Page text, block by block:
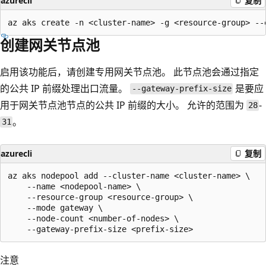
创建网关节点池
启用该功能后，请创建专用网关节点池。 此节点池会通过指定
的公共 IP 前缀处理出口流量。
--gateway-prefix-size 是要应
用于网关节点池节点的公共 IP 前缀的大小。 允许的范围为 28-
31。
azurecli 复制
az aks nodepool add --cluster-name <cluster-name> \
    --name <nodepool-name> \
    --resource-group <resource-group> \
    --mode gateway \
    --node-count <number-of-nodes> \
注意